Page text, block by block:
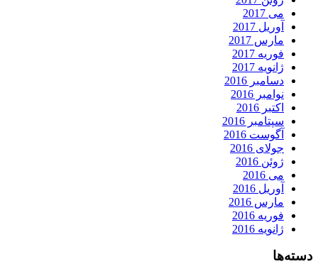
می 2017
آوریل 2017
مارس 2017
فوریه 2017
ژانویه 2017
دسامبر 2016
نوامبر 2016
اکتبر 2016
سپتامبر 2016
آگوست 2016
جولای 2016
ژوئن 2016
می 2016
آوریل 2016
مارس 2016
فوریه 2016
ژانویه 2016
دسته‌ها